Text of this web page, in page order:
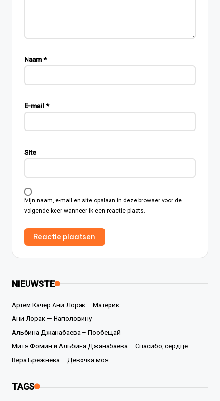
Naam*
E-mail *
Site
Mijn naam, e-mail en site opslaan in deze browser voor de
volgende keer wanneer ik een reactie plaats.
NIEUWSTE
Артем Качер Ани Лорак – Материк
Ани Лорак — Наполовину
Альбина Джанабаева – Пообещай
Митя Фомин и Альбина Джанабаева – Спасибо, сердце
Вера Брежнева – Девочка моя
TAGS